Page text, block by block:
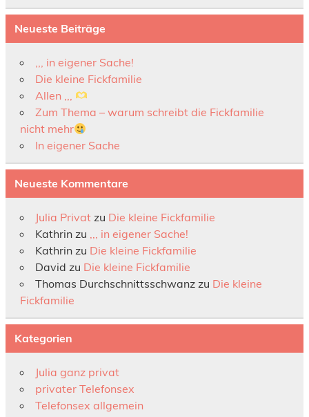
Neueste Beiträge
,,, in eigener Sache!
Die kleine Fickfamilie
Allen ,,,
Zum Thema – warum schreibt die Fickfamilie
nicht mehr
In eigener Sache
Neueste Kommentare
Julia Privatzu Die kleine Fickfamilie
Kathrinzu
,,, in eigener Sache!
Kathrinzu Die kleine Fickfamilie
David zu Die kleine Fickfamilie
Thomas Durchschnittsschwanzzu Die kleine
Fickfamilie
Kategorien
Julia ganz privat
privater Telefonsex
Telefonsex allgemein